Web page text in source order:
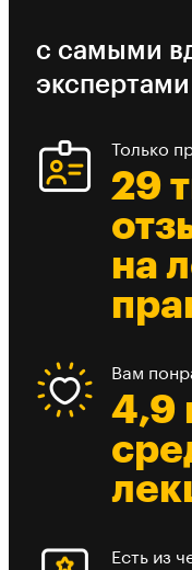
с самыми
экспертами
Только
29
на
Вам
4,9
Есть из